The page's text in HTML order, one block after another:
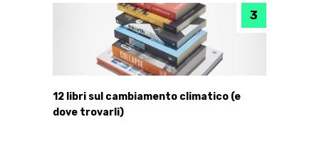
12 libri sul cambiamento climatico (e
dove trovarli)